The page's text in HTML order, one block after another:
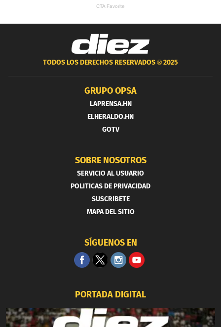
TODOS LOS DERECHOS RESERVADOS ®2025
GRUPO OPSA
LAPRENSA.HN
ELHERALDO.HN
GOTV
SOBRE NOSOTROS
SERVICIO AL USUARIO
POLITICAS DE PRIVACIDAD
SUSCRIBETE
MAPA DEL SITIO
SÍGUENOS EN
PORTADA DIGITAL